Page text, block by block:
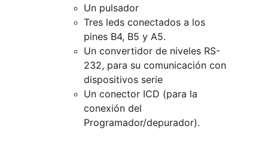
Un pulsador
Tres leds conectados a los
pines B4, B5 y A5.
Un convertidor de niveles RS-
232, para su comunicación con
dispositivos serie
Un conector ICD (para la
conexión del
Programador/depurador).